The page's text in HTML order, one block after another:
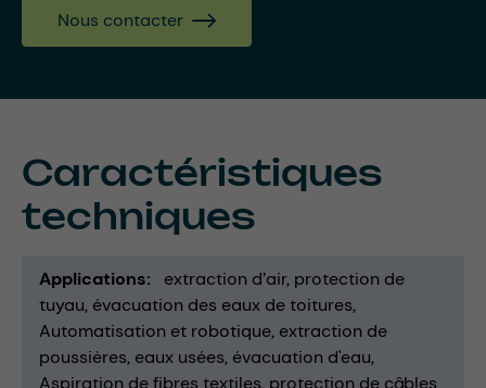
Nous contacter
Caractéristiques
techniques
Applications extraction d’air protection de
tuyau évacuation des eaux de toitures
Automatisation et robotique extraction de
poussières eaux usées évacuation d'eau
Aspiration de fibres textiles protection de câbles